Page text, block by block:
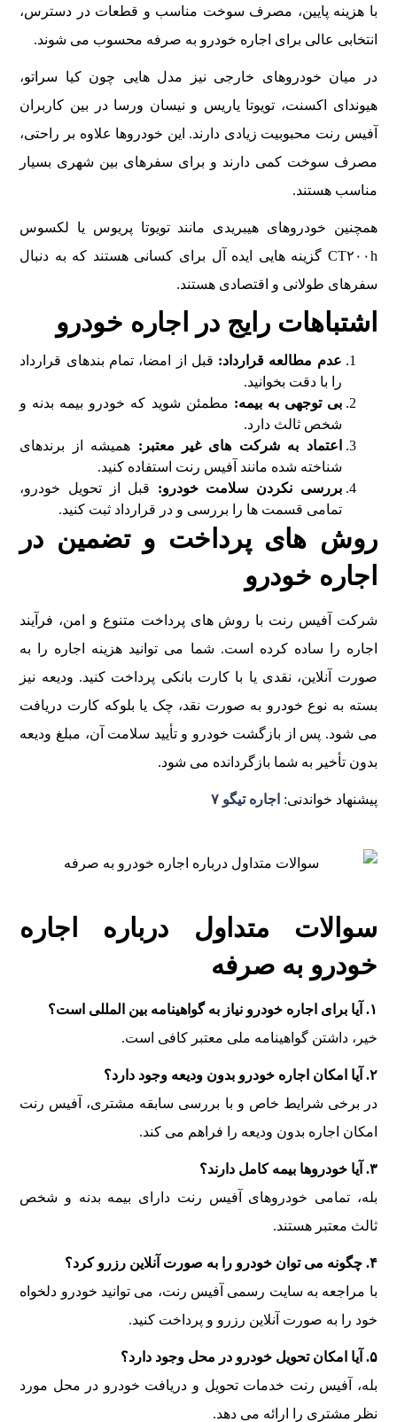
با هزینه پایین، مصرف سوخت مناسب و قطعات در دسترس،
انتخابی عالی برای اجاره خودرو به صرفه محسوب می شوند.
در میان خودروهای خارجی نیز مدل هایی چون کیا سراتو،
هیوندای اکسنت، تویوتا یاریس و نیسان ورسا در بین کاربران
آفیس رنت محبوبیت زیادی دارند. این خودروها علاوه بر راحتی،
مصرف سوخت کمی دارند و برای سفرهای بین شهری بسیار
مناسب هستند.
همچنین خودروهای هیبریدی مانند تویوتا پریوس یا لکسوس
CT۲۰۰h گزینه هایی ایده آل برای کسانی هستند که به دنبال
سفرهای طولانی و اقتصادی هستند.
اشتباهات رایج در اجاره خودرو
عدم مطالعه قرارداد: قبل از امضا، تمام بندهای قرارداد
را با دقت بخوانید.
بی توجهی به بیمه: مطمئن شوید که خودرو بیمه بدنه و
شخص ثالث دارد.
اعتماد به شرکت های غیر معتبر: همیشه از برندهای
شناخته شده مانند آفیس رنت استفاده کنید.
بررسی نکردن سلامت خودرو: قبل از تحویل خودرو،
تمامی قسمت ها را بررسی و در قرارداد ثبت کنید.
روش های پرداخت و تضمین در
اجاره خودرو
شرکت آفیس رنت با روش های پرداخت متنوع و امن، فرآیند
اجاره را ساده کرده است. شما می توانید هزینه اجاره را به
صورت آنلاین، نقدی یا با کارت بانکی پرداخت کنید. ودیعه نیز
بسته به نوع خودرو به صورت نقد، چک یا بلوکه کارت دریافت
می شود. پس از بازگشت خودرو و تأیید سلامت آن، مبلغ ودیعه
بدون تأخیر به شما بازگردانده می شود.
پیشنهاد خواندنی: اجاره تیگو ۷
سوالات متداول درباره اجاره
خودرو به صرفه
۱. آیا برای اجاره خودرو نیاز به گواهینامه بین المللی است؟
خیر، داشتن گواهینامه ملی معتبر کافی است.
۲. آیا امکان اجاره خودرو بدون ودیعه وجود دارد؟
در برخی شرایط خاص و با بررسی سابقه مشتری، آفیس رنت
امکان اجاره بدون ودیعه را فراهم می کند.
۳. آیا خودروها بیمه کامل دارند؟
بله، تمامی خودروهای آفیس رنت دارای بیمه بدنه و شخص
ثالث معتبر هستند.
۴. چگونه می توان خودرو را به صورت آنلاین رزرو کرد؟
با مراجعه به سایت رسمی آفیس رنت، می توانید خودرو دلخواه
خود را به صورت آنلاین رزرو و پرداخت کنید.
۵. آیا امکان تحویل خودرو در محل وجود دارد؟
بله، آفیس رنت خدمات تحویل و دریافت خودرو در محل مورد
نظر مشتری را ارائه می دهد.